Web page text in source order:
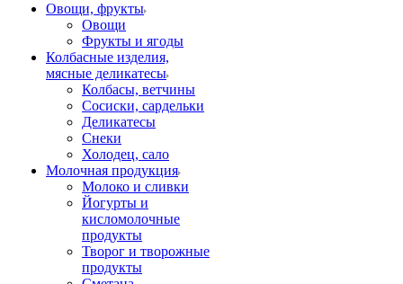
Овощи, фрукты
Овощи
Фрукты и ягоды
Колбасные изделия,
мясные деликатесы
Колбасы, ветчины
Сосиски, сардельки
Деликатесы
Снеки
Холодец, сало
Молочная продукция
Молоко и сливки
Йогурты и
кисломолочные
продукты
Творог и творожные
продукты